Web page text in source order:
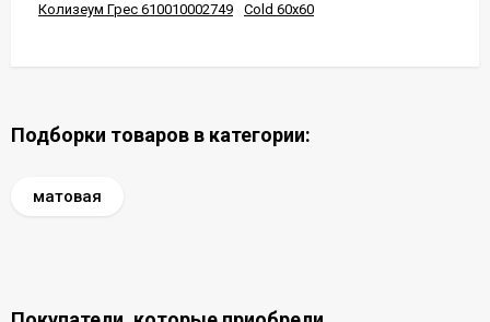
Колизеум Грес 610010002749 Cold 60x60
Подборки товаров в категории:
матовая